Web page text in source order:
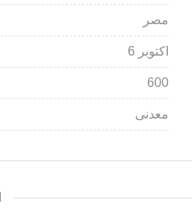
مصر
6 اكتوبر
600
معدنى